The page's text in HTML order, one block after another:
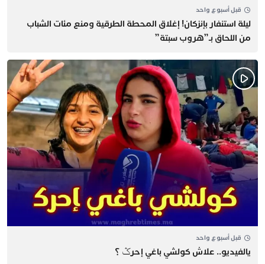
قبل أسبوع واحد
​ليلة استنفار بإنزكان! إغلاق المحطة الطرقية ومنع مئات الشباب
من اللحاق بـ”هروب سبتة”
قبل أسبوع واحد
يالفيديو.. علاش كولشي باغي إحرݣ ؟